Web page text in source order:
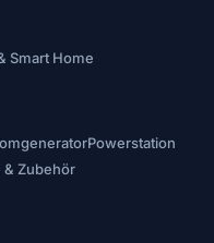
Smart Home
Powerstation
& Zubehör